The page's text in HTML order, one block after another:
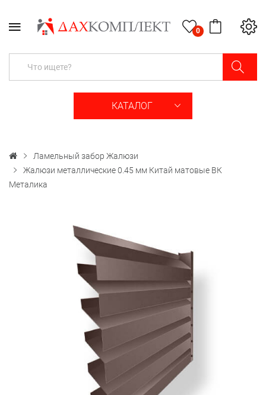
0
КАТАЛОГ
Ламельный забор Жалюзи
Жалюзи металлические 0.45 мм Китай матовые ВК
Металика